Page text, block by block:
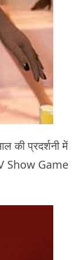
की प्रदर्शनी में
Show Game